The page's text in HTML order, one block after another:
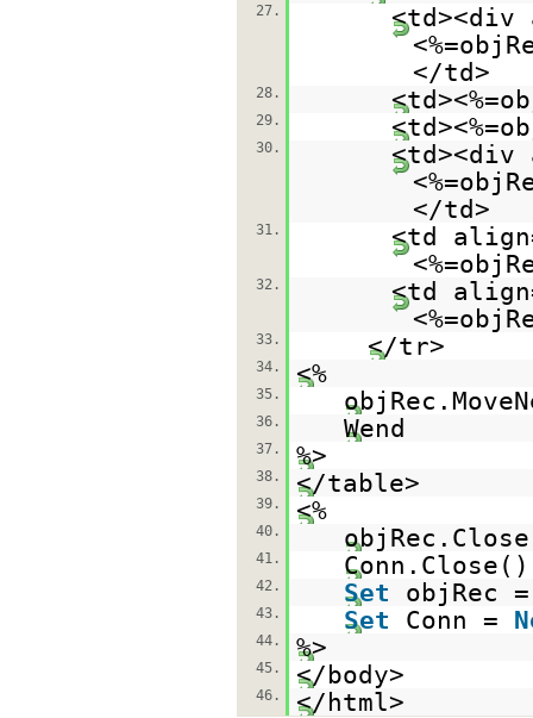
27.
<td><div
</td>
28.
29.
30.
<td><div
</td>
31.
<td
32.
<td
33. </tr>
34. <%
35.
36. Wend
37. %>
38. </table>
39. <%
40.
41. Conn.Close()
42. Set objRec
43. Set Conn =
44. %>
45. </body>
46. </html>